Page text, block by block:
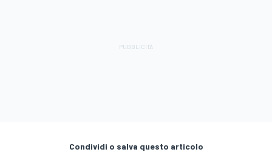
Condividi o salva questo articolo